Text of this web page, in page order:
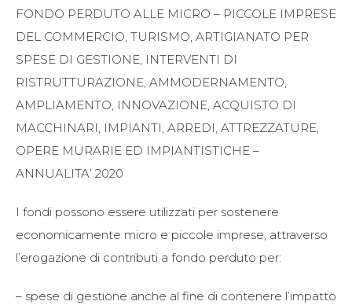
FONDO PERDUTO ALLE MICRO – PICCOLE IMPRESE
DEL COMMERCIO, TURISMO, ARTIGIANATO PER
SPESE DI GESTIONE, INTERVENTI DI
RISTRUTTURAZIONE, AMMODERNAMENTO,
AMPLIAMENTO, INNOVAZIONE, ACQUISTO DI
MACCHINARI, IMPIANTI, ARREDI, ATTREZZATURE,
OPERE MURARIE ED IMPIANTISTICHE –
ANNUALITA’ 2020
I fondi possono essere utilizzati per sostenere
economicamente micro e piccole imprese, attraverso
l’erogazione di contributi a fondo perduto per:
– spese di gestione anche al fine di contenere l’impatto